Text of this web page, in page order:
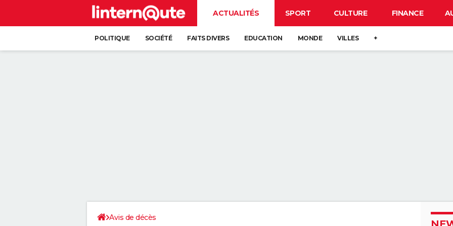
ACTUALITÉS SPORT CULTURE FINANCE
POLITIQUE SOCIÉTÉ FAITS DIVERS EDUCATION MONDE VILLES +
Avis de décès